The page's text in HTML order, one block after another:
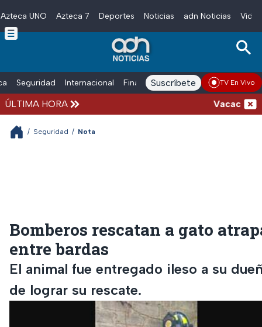
Skip to main content
Azteca UNO Azteca 7 Deportes Noticias adn Noticias
Seguridad Internacional Finanzas adn Noticias Radio
Suscríbete TV En Vivo
ÚLTIMA HORA Vacaciones
/ Seguridad / Nota
Bomberos rescatan a gato
entre bardas
El animal fue entregado ileso a su
de lograr su rescate.